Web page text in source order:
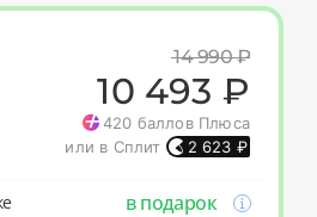
14 990₽
10 493 ₽
420 баллов Плюса
или в Сплит
2 623 ₽
в подарок